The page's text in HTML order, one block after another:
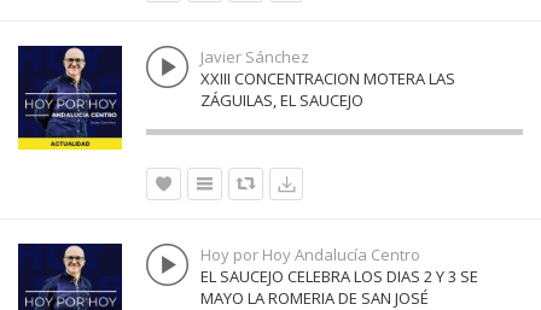
Javier Sánchez
XXIII CONCENTRACION MOTERA LAS
ZÁGUILAS, EL SAUCEJO
Hoy por Hoy Andalucía Centro
EL SAUCEJO CELEBRA LOS DIAS 2 Y 3 SE
MAYO LA ROMERIA DE SAN JOSÉ